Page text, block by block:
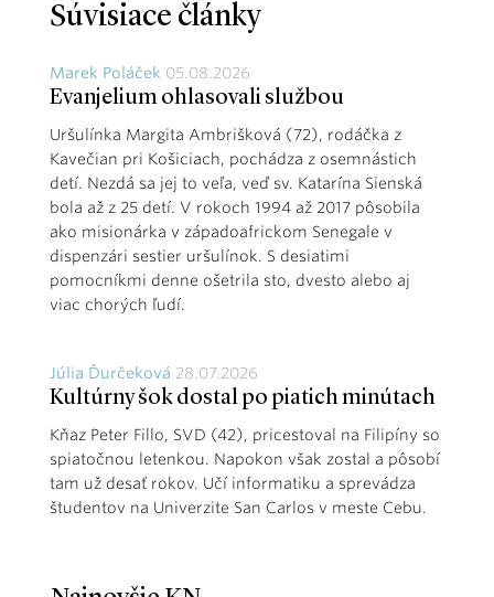
Súvisiace články
Marek Poláček 05.08.2026
Evanjelium ohlasovali službou
Uršulínka Margita Ambrišková (72), rodáčka z
Kavečian pri Košiciach, pochádza z osemnástich
detí. Nezdá sa jej to veľa, veď sv. Katarína Sienská
bola až z 25 detí. V rokoch 1994 až 2017 pôsobila
ako misionárka v západoafrickom Senegale v
dispenzári sestier uršulínok. S desiatimi
pomocníkmi denne ošetrila sto, dvesto alebo aj
viac chorých ľudí.
Júlia Ďurčeková 28.07.2026
Kultúrny šok dostal po piatich minútach
Kňaz Peter Fillo, SVD (42), pricestoval na Filipíny so
spiatočnou letenkou. Napokon však zostal a pôsobí
tam už desať rokov. Učí informatiku a sprevádza
študentov na Univerzite San Carlos v meste Cebu.